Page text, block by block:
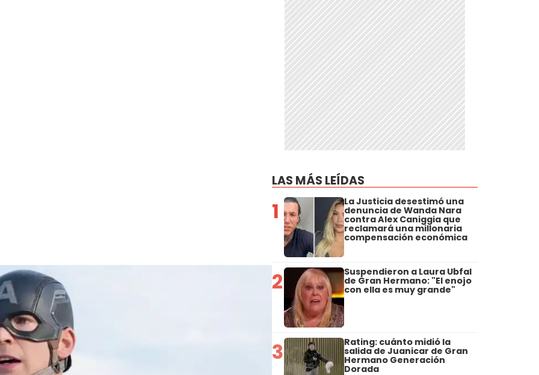
LAS MÁS LEÍDAS
1 La Justicia desestimó una
denuncia de Wanda Nara
contra Alex Caniggia que
reclamará una millonaria
compensación económica
2 Suspendieron a Laura Ubfal
de Gran Hermano: "El enojo
con ella es muy grande"
3 Rating: cuánto midió la
salida de Juanicar de Gran
Hermano Generación
Dorada